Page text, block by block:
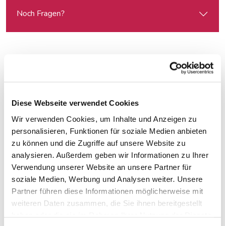
Diese Webseite verwendet Cookies
Wir verwenden Cookies, um Inhalte und Anzeigen zu
personalisieren, Funktionen für soziale Medien anbieten
zu können und die Zugriffe auf unsere Website zu
analysieren. Außerdem geben wir Informationen zu Ihrer
Verwendung unserer Website an unsere Partner für
soziale Medien, Werbung und Analysen weiter. Unsere
Partner führen diese Informationen möglicherweise mit
weiteren Daten zusammen, die Sie ihnen bereitgestellt
Noch Fragen?